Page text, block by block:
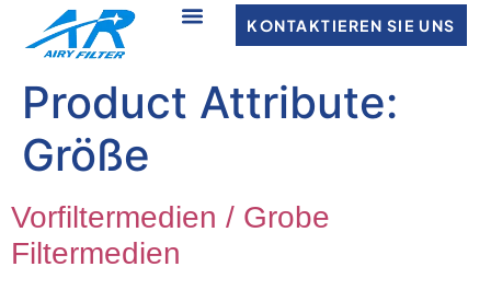
KONTAKTIEREN SIE UNS
Product Attribute:
Größe
Vorfiltermedien / Grobe
Filtermedien